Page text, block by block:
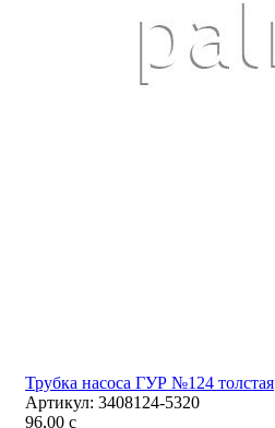
Трубка насоса ГУР №124 толстая
Артикул: 3408124-5320
96,00 c